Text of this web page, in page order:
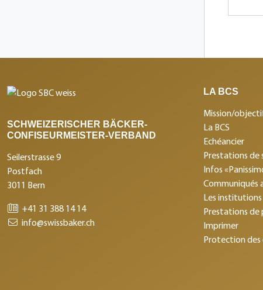
SCHWEIZERISCHER BÄCKER-
CONFISEURMEISTER-VERBAND
Seilerstrasse 9
Postfach
3011 Bern
+41 31 388 14 14
info@swissbaker.ch
LA BCS
Mission/
La BCS
Echéancier
Prestations de
Infos
Communiqués
Les institutions
Prestations de
Imprimer
Protection des